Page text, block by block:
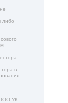
либо
в
УК